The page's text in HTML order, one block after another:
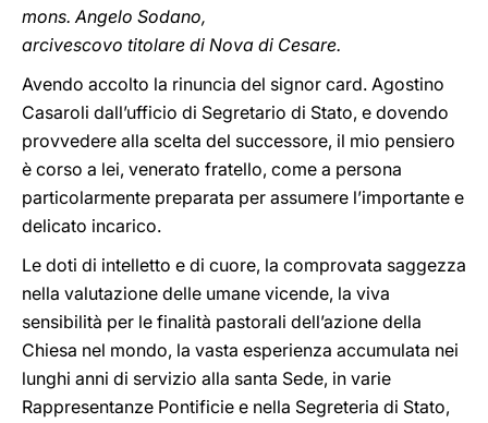
mons. Angelo Sodano,
arcivescovo titolare di Nova di Cesare.
Avendo accolto la rinuncia del signor card. Agostino
Casaroli dall’ufficio di Segretario di Stato, e dovendo
provvedere alla scelta del successore, il mio pensiero
è corso a lei, venerato fratello, come a persona
particolarmente preparata per assumere l’importante e
delicato incarico.
Le doti di intelletto e di cuore, la comprovata saggezza
nella valutazione delle umane vicende, la viva
sensibilità per le finalità pastorali dell’azione della
Chiesa nel mondo, la vasta esperienza accumulata nei
lunghi anni di servizio alla santa Sede, in varie
Rappresentanze Pontificie e nella Segreteria di Stato,